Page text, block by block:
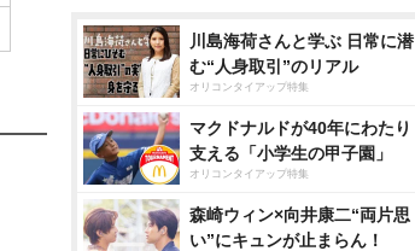
川島海荷さんと学ぶ 日常に潜
む“人身取引”のリアル
オリコンタイアップ特集
マクドナルドが40年にわたり
支える「小学生の甲子園」
オリコンタイアップ特集
森崎ウィン×向井康二“両片思
い”にキュンが止まらん！